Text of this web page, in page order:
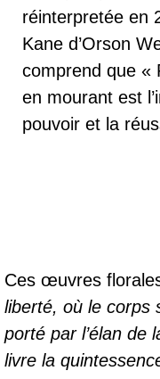
réinterpretée en
Kane d’Orson
comprend que «
en mourant est
pouvoir et la
Ces œuvres
liberté, où le corps
porté par l’élan de
livre la